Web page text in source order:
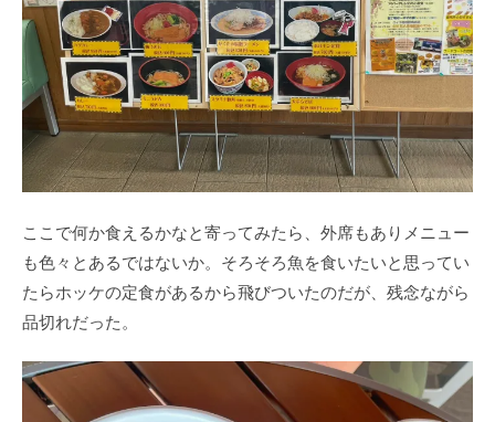
ここで何か食えるかなと寄ってみたら、外席もありメニュー
も色々とあるではないか。そろそろ魚を食いたいと思ってい
たらホッケの定食があるから飛びついたのだが、残念ながら
品切れだった。